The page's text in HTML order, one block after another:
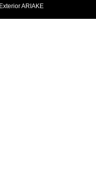
ARIAKE